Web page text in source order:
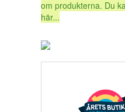
om produkterna. Du
här...